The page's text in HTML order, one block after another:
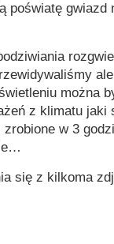
poświatę gwiazd
można
z klimatu jaki
zrobione w 3
się z kilkoma